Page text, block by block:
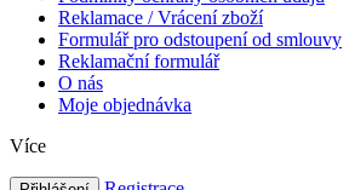
Reklamace / Vrácení zboží
Formulář pro odstoupení od smlouvy
Reklamační formulář
O nás
Moje objednávka
Více